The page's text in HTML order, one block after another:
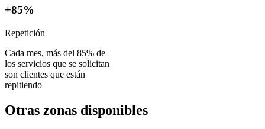
+85%
Repetición
Cada mes, más del 85% de
los servicios que se solicitan
son clientes que están
repitiendo
Otras zonas disponibles